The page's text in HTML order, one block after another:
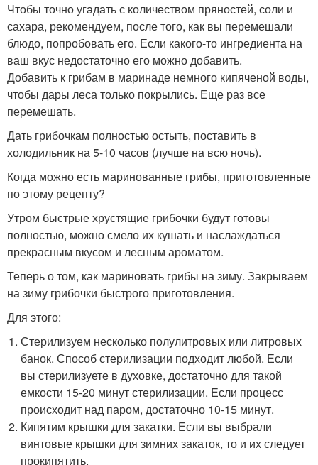
Чтобы точно угадать с количеством пряностей, соли и
сахара, рекомендуем, после того, как вы перемешали
блюдо, попробовать его. Если какого-то ингредиента на
ваш вкус недостаточно его можно добавить.
Добавить к грибам в маринаде немного кипяченой воды,
чтобы дары леса только покрылись. Еще раз все
перемешать.
Дать грибочкам полностью остыть, поставить в
холодильник на 5-10 часов (лучше на всю ночь).
Когда можно есть маринованные грибы, приготовленные
по этому рецепту?
Утром быстрые хрустящие грибочки будут готовы
полностью, можно смело их кушать и наслаждаться
прекрасным вкусом и лесным ароматом.
Теперь о том, как мариновать грибы на зиму. Закрываем
на зиму грибочки быстрого приготовления.
Для этого:
Стерилизуем несколько полулитровых или литровых
банок. Способ стерилизации подходит любой. Если
вы стерилизуете в духовке, достаточно для такой
емкости 15-20 минут стерилизации. Если процесс
происходит над паром, достаточно 10-15 минут.
Кипятим крышки для закатки. Если вы выбрали
винтовые крышки для зимних закаток, то и их следует
прокипятить.